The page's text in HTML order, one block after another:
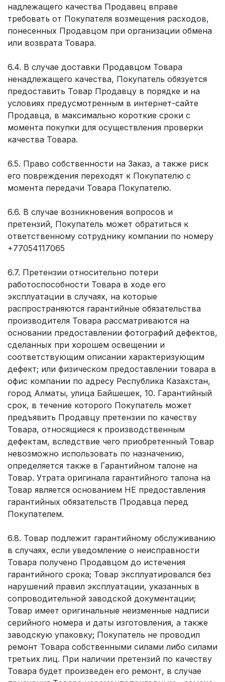
надлежащего качества Продавец вправе
требовать от Покупателя возмещения расходов,
понесенных Продавцом при организации обмена
или возврата Товара.
6.4. В случае доставки Продавцом Товара
ненадлежащего качества, Покупатель обязуется
предоставить Товар Продавцу в порядке и на
условиях предусмотренным в интернет-сайте
Продавца, в максимально короткие сроки с
момента покупки для осуществления проверки
качества Товара.
6.5. Право собственности на Заказ, а также риск
его повреждения переходят к Покупателю с
момента передачи Товара Покупателю.
6.6. В случае возникновения вопросов и
претензий, Покупатель может обратиться к
ответственному сотруднику компании по номеру
+77054117065
6.7. Претензии относительно потери
работоспособности Товара в ходе его
эксплуатации в случаях, на которые
распространяются гарантийные обязательства
производителя Товара рассматриваются на
основании предоставлении фотографий дефектов,
сделанных при хорошем освещении и
соответствующим описании характеризующим
дефект; или физическом предоставлении товара в
офис компании по адресу Республика Казахстан,
город Алматы, улица Байшешек, 10. Гарантийный
срок, в течение которого Покупатель может
предъявить Продавцу претензии по качеству
Товара, относящиеся к производственным
дефектам, вследствие чего приобретенный Товар
невозможно использовать по назначению,
определяется также в Гарантийном талоне на
Товар. Утрата оригинала гарантийного талона на
Товар является основанием НЕ предоставления
гарантийных обязательств Продавца перед
Покупателем.
6.8. Товар подлежит гарантийному обслуживанию
в случаях, если уведомление о неисправности
Товара получено Продавцом до истечения
гарантийного срока; Товар эксплуатировался без
нарушений правил эксплуатации, указанных в
сопроводительной заводской документации;
Товар имеет оригинальные неизменные надписи
серийного номера и даты изготовления, а также
заводскую упаковку; Покупатель не проводил
ремонт Товара собственными силами либо силами
третьих лиц. При наличии претензий по качеству
Товара будет произведен его ремонт, в случае